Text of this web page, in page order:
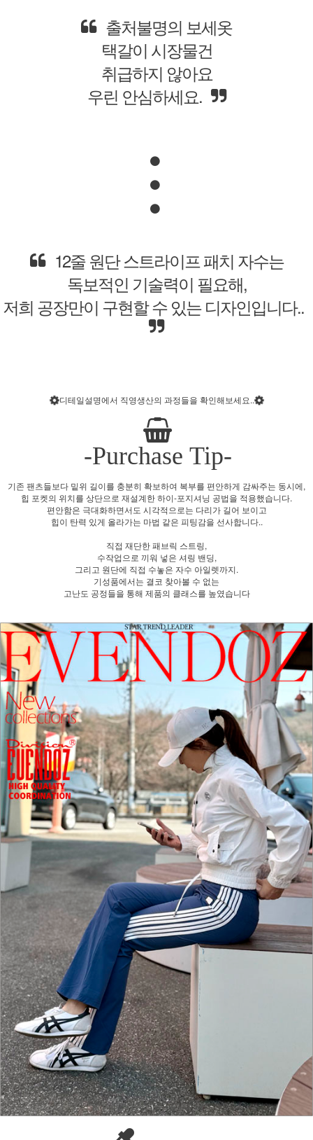
어디에서도
구할수 없는
우리가 만드는 상품만을
판매하고 있습니다.
무려 12줄의
원단스트라이프 패치로
완성하는 디자인은
독보적으로 어디에도 없답니다.
디테일설명에서 직영생산의 과정들을 확인해보세요..
-Purchase Tip-
기존 팬츠들보다 밑위 길이를 충분히 확보하여 복부를 편안하게 감싸주는 동시에,
힙 포켓의 위치를 상단으로 재설계한 하이-포지셔닝 공법을 적용했습니다.
편안함은 극대화하면서도 시각적으로는 다리가 길어 보이고
힙이 탄력 있게 올라가는 마법 같은 피팅감을 선사합니다..
직접 재단한 패브릭 스트링,
수작업으로 끼워 넣은 셔링 밴딩,
그리고 원단에 직접 수놓은 자수 아일렛까지.
기성품에서는 결코 찾아볼 수 없는
고난도 공정들을 통해 제품의 클래스를 높였습니다